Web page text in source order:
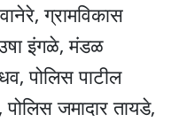
ग्रामविकास
इंगळे, मंडळ
पोलिस पाटील
जमादार तायडे,